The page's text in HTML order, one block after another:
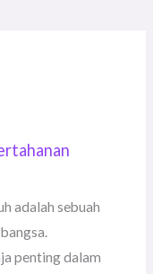
adalah sebuah
penting dalam